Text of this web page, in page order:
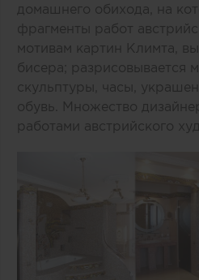
домашнего обихода, на
фрагменты работ
мотивам картин Климта,
бисера; разрисовывается
скульптуры, часы,
обувь. Множество
работами австрийского